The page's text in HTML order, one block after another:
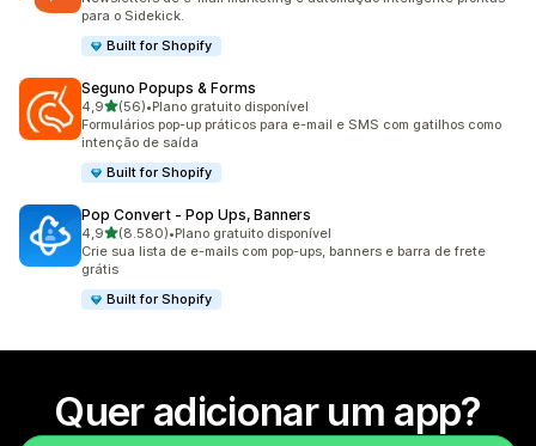
para o Sidekick.
Built for Shopify
Seguno Popups & Forms
4,9de 5 estrelas
(56)
56 avaliações ao todo
•Plano gratuito disponível
Formulários pop-up práticos para e-mail e SMS com gatilhos como
intenção de saída
Built for Shopify
Pop Convert ‑ Pop Ups, Banners
4,9de 5 estrelas
(8.580)
8580 avaliações ao todo
•Plano gratuito disponível
Crie sua lista de e-mails com pop-ups, banners e barra de frete
grátis
Built for Shopify
Quer adicionar um app?